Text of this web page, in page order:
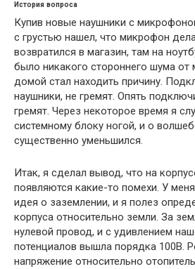
История вопроса
Купив новые наушники с
с грустью нашел, что микрофон
возвратился в магазин, там на
было никакого стороннего шума
домой стал находить причину.
наушники, не гремят. Опять
гремят. Через некоторое время я
системному блоку ногой, и о
существенно уменьшился.
Итак, я сделал вывод, что на
появляются какие-то помехи. У
идея о заземлении, и я полез
корпуса относительно земли. За
нулевой провод, и с удивлением
потенциалов вышла порядка 100В.
напряжение относительно